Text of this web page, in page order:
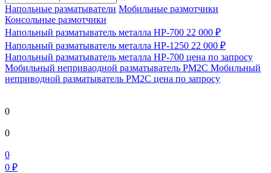
Напольные разматыватели Мобильные размотчики
Консольные размотчики
Напольный разматыватель металла HP-700 22 000 ₽
Напольный разматыватель металла HP-1250 22 000 ₽
Напольный разматыватель металла HP-700 цена по запросу
Мобильный непривaодной разматыватель РМ2С Мобильный
неприводной разматыватель РМ2С цена по запросу
0
0
0
0 ₽